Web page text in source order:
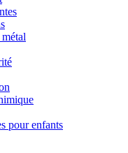
pour enfants